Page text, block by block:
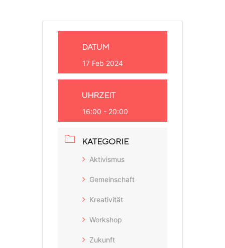
DATUM
17 Feb 2024
UHRZEIT
16:00 - 20:00
KATEGORIE
Aktivismus
Gemeinschaft
Kreativität
Workshop
Zukunft